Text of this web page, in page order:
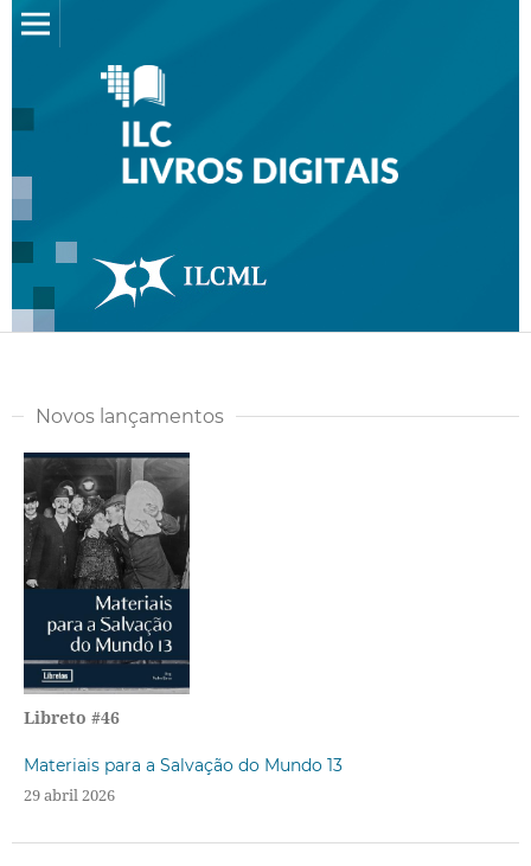
Novos lançamentos
Libreto #46
Materiais para a Salvação do Mundo 13
29 abril 2026